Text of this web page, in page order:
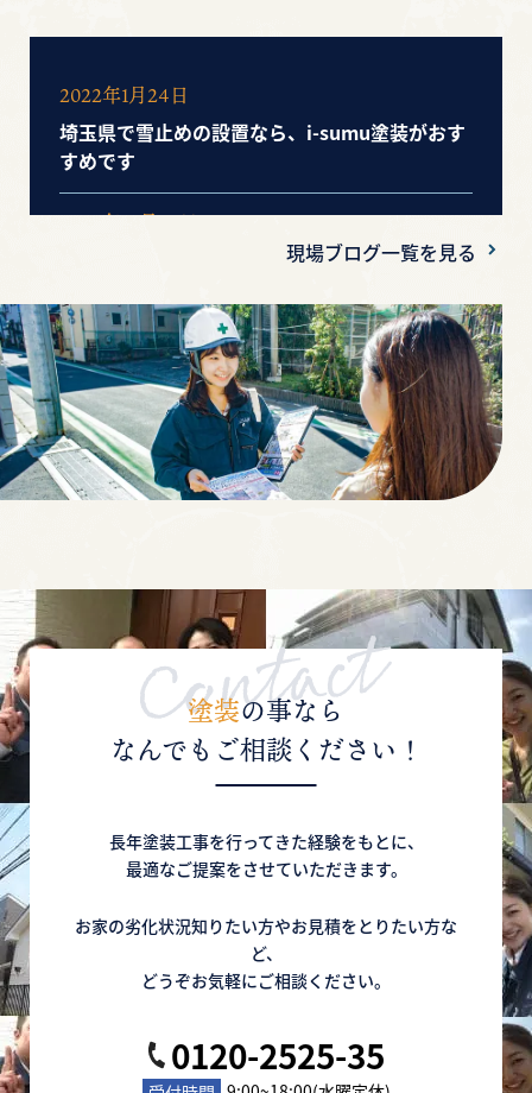
2022年1月24日
埼玉県で雪止めの設置なら、i-sumu塗装がおす
すめです
2020年10月20日
安すぎる見積り！信じていいの？気を付けるポ
2020年10月16日
【工事工程】塗装工事の流れと日数ついて知り
たい！その疑問にお答え！
2020年10月15日
【外壁に膨れや剥がれ！】どうしたらいいの？
対処法と原因を解説！
2020年10月12日
【築何年目がいいの？】屋根・外壁塗り替えの
【外壁が色あせてきた！】塗り替えた方がいい
の？まだ大丈夫？の疑問を解消！
2020年10月10日
【屋根の名称をご紹介】屋根の不具合を発見！
2020年10月3日
現場ブログ一覧を見る
塗装の事なら
なんでもご相談ください！
長年塗装工事を行ってきた経験をもとに、
最適なご提案をさせていただきます。
お家の劣化状況知りたい方やお見積をとりたい方な
ど、
どうぞお気軽にご相談ください。
0120-2525-35